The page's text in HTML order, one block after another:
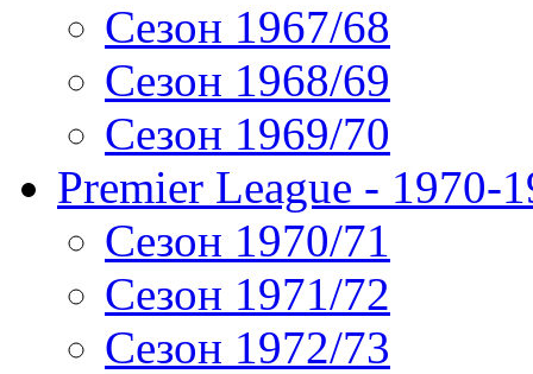
Сезон 1967/68
Сезон 1968/69
Сезон 1969/70
Premier League - 1970-
Сезон 1970/71
Сезон 1971/72
Сезон 1972/73